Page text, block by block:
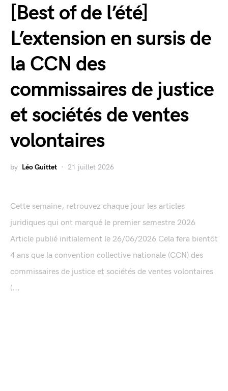
[Best of de l’été]
L’extension en sursis de
la CCN des
commissaires de justice
et sociétés de ventes
volontaires
by Léo Guittet 21 juillet 2026
Cette semaine, retrouvez chaque jour les articles
juridiques qui ont marqué le premier semestre 2026
Article publié initialement le 26/06/2026 Cela fera bientôt
4 ans que la convention collective nationale (CCN) des
commissaires de justice et sociétés de ventes volontaires
(...